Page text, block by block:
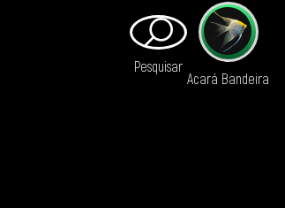
Pesquisar
Acará Bandeira